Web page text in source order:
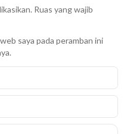
Ruas yang wajib
saya pada peramban ini